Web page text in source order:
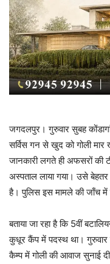
जगदलपुर। गुरुवार सुबह
सर्विस गन से खुद को गोली
जानकारी लगते ही अफसरों की
अस्पताल लाया गया। उसे
है। पुलिस इस मामले की जाँच
बताया जा रहा है कि 5वीं
कुधूर कैंप में पदस्थ था।
कैम्प में गोली की आवाज सुनाई